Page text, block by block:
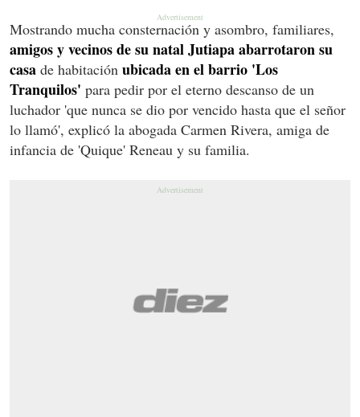
Mostrando mucha consternación y asombro, familiares,
amigos y vecinos de su natal Jutiapa abarrotaron su
casa de habitación ubicada en el barrio 'Los
Tranquilos' para pedir por el eterno descanso de un
luchador 'que nunca se dio por vencido hasta que el señor
lo llamó', explicó la abogada Carmen Rivera, amiga de
infancia de 'Quique' Reneau y su familia.